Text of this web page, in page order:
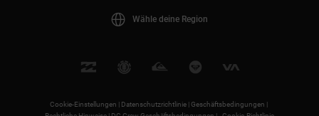
Wähle deine Region
Cookie-Einstellungen | Datenschutzrichtlinie |Geschäftsbedingungen |